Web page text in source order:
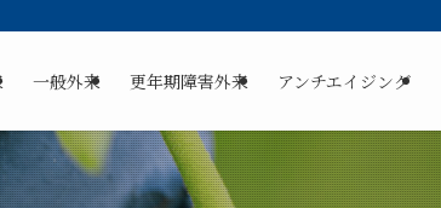
一般外来 更年期障害外来 アンチエイジング